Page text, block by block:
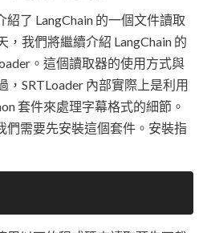
了 LangChain 的一個文件讀取
，我們將繼續介紹 LangChain 的
。這個讀取器的使用方式與
，SRTLoader 內部實際上是利用
套件來處理字幕格式的細節。
們需要先安裝這個套件。安裝指